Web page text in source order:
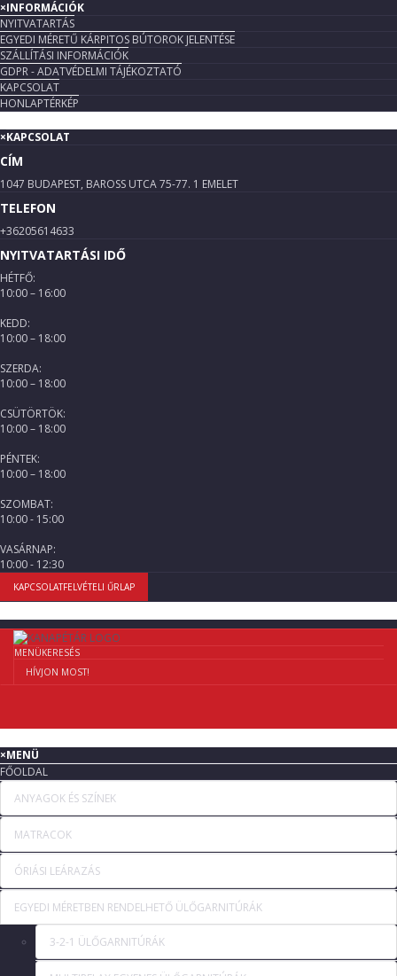
×INFORMÁCIÓK
NYITVATARTÁS
EGYEDI MÉRETŰ KÁRPITOS BÚTOROK JELENTÉSE
SZÁLLÍTÁSI INFORMÁCIÓK
GDPR - ADATVÉDELMI TÁJÉKOZTATÓ
KAPCSOLAT
HONLAPTÉRKÉP
×KAPCSOLAT
CÍM
1047 BUDAPEST, BAROSS UTCA 75-77. 1 EMELET
TELEFON
+36205614633
NYITVATARTÁSI IDŐ
HÉTFŐ:
10:00 – 16:00
KEDD:
10:00 – 18:00
SZERDA:
10:00 – 18:00
CSÜTÖRTÖK:
10:00 – 18:00
PÉNTEK:
10:00 – 18:00
SZOMBAT:
10:00 - 15:00
VASÁRNAP:
10:00 - 12:30
KAPCSOLATFELVÉTELI ŰRLAP
MENÜKERESÉS
HÍVJON MOST!
×MENÜ
FŐOLDAL
ANYAGOK ÉS SZÍNEK
MATRACOK
ÓRIÁSI LEÁRAZÁS
EGYEDI MÉRETBEN RENDELHETŐ ÜLŐGARNITÚRÁK
3-2-1 ÜLŐGARNITÚRÁK